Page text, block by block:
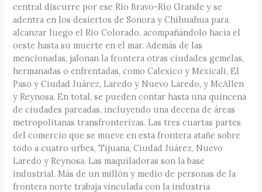
central discurre por ese Río Bravo-Río Grande y se
adentra en los desiertos de Sonora y Chihuahua para
alcanzar luego el Río Colorado, acompañándolo hacia el
oeste hasta su muerte en el mar. Además de las
mencionadas, jalonan la frontera otras ciudades gemelas,
hermanadas o enfrentadas, como Calexico y Mexicali, El
Paso y Ciudad Juárez, Laredo y Nuevo Laredo, y McAllen
y Reynosa. En total, se pueden contar hasta una quincena
de ciudades pareadas, incluyendo una decena de áreas
metropolitanas transfronterizas. Las tres cuartas partes
del comercio que se mueve en esta frontera atañe sobre
todo a cuatro urbes, Tijuana, Ciudad Juárez, Nuevo
Laredo y Reynosa. Las maquiladoras son la base
industrial. Más de un millón y medio de personas de la
frontera norte trabaja vinculada con la industria